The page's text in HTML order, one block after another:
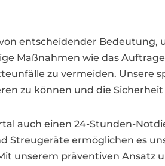
entscheidender Bedeutung,
Maßnahmen wie das
zu vermeiden. Unsere
zu können und die
auch einen 24-Stunden-
ermöglichen es
unserem präventiven Ansatz